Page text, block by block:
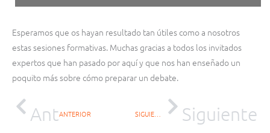
Esperamos que os hayan resultado tan útiles como a nosotros
estas sesiones formativas. Muchas gracias a todos los invitados
expertos que han pasado por aquí y que nos han enseñado un
poquito más sobre cómo preparar un debate.
AntANTERIOR SIGUIENTE Siguiente